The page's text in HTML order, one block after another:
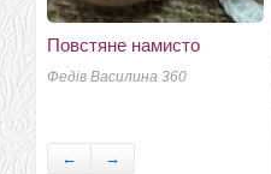
Повстяне намисто
Федів Василина 360
← →